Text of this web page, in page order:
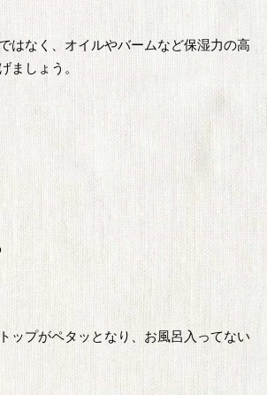
はなく、オイルやバームなど保湿力の高
ましょう。
ップがペタッとなり、お風呂入ってない